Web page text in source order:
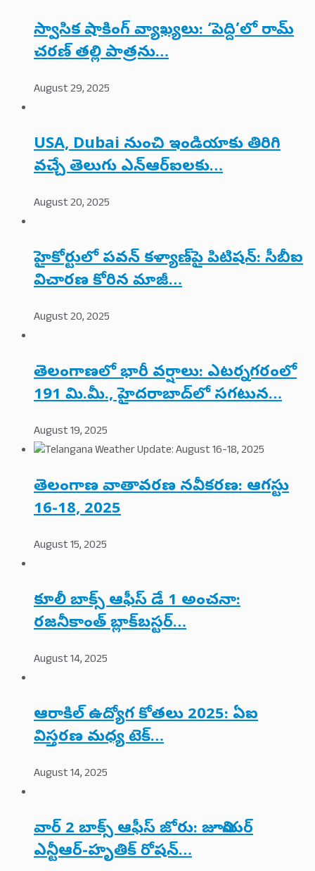
స్వాసిక షాకింగ్ వ్యాఖ్యలు: ‘పెద్ది’లో రామ్
చరణ్ తల్లి పాత్రను…
August 29, 2025
USA, Dubai నుంచి ఇండియాకు తిరిగి
వచ్చే తెలుగు ఎన్‌ఆర్‌ఐలకు…
August 20, 2025
హైకోర్టులో పవన్ కళ్యాణ్‌పై పిటిషన్: సీబీఐ
విచారణ కోరిన మాజీ…
August 20, 2025
తెలంగాణలో భారీ వర్షాలు: ఎటర్నగరంలో
191 మి.మీ., హైదరాబాద్‌లో సగటున…
August 19, 2025
తెలంగాణ వాతావరణ నవీకరణ: ఆగస్టు
16-18, 2025
August 15, 2025
కూలీ బాక్స్ ఆఫీస్ డే 1 అంచనా:
రజనీకాంత్ బ్లాక్‌బస్టర్…
August 14, 2025
ఆరాకిల్ ఉద్యోగ కోతలు 2025: ఏఐ
విస్తరణ మధ్య టెక్…
August 14, 2025
వార్ 2 బాక్స్ ఆఫీస్ జోరు: జూనియర్
ఎన్టీఆర్-హృతిక్ రోషన్…